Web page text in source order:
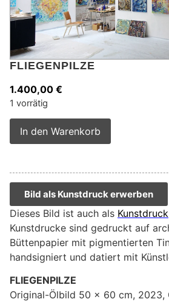
FLIEGENPILZE
1.400,00 €
1 vorrätig
In den Warenkorb
Bild als Kunstdruck erwerben
Dieses Bild ist auch als Kunstdruck
Kunstdrucke sind gedruckt auf
Büttenpapier mit pigmentierten
handsigniert und datiert mit
FLIEGENPILZE
Original-Ölbild 50 x 60 cm, 2023,